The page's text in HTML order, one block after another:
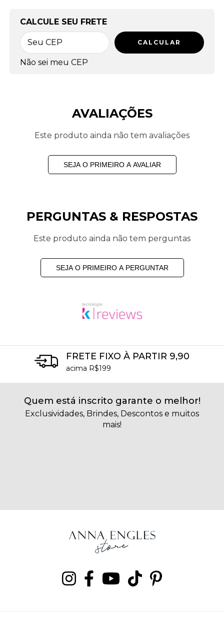
OPÇÕES DE FRETE
CALCULE SEU FRETE
CALCULAR
Não sei meu CEP
AVALIAÇÕES
Este produto ainda não tem avaliações
SEJA O PRIMEIRO A AVALIAR
PERGUNTAS & RESPOSTAS
Este produto ainda não tem perguntas
SEJA O PRIMEIRO A PERGUNTAR
FRETE FIXO À PARTIR 9,90
acima R$199
Quem está inscrito garante o melhor!
Exclusividades, Brindes, Descontos e muitos
mais!